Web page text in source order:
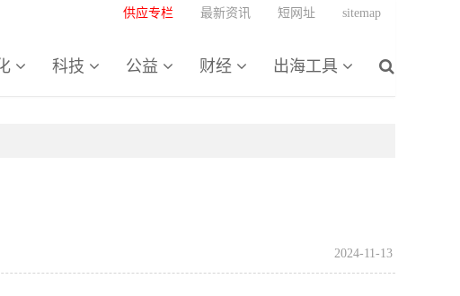
科技 公益 财经 出海工具
供应专栏 最新资讯 短网址 sitemap
2024-11-13